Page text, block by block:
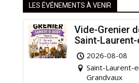
LES ÉVÉNEMENTS À VENIR
Vide-Grenier
Saint-Laurent-
Grandvaux :
chiner pour la
cause !
2026-08-08
Saint-Laurent-
Grandvaux